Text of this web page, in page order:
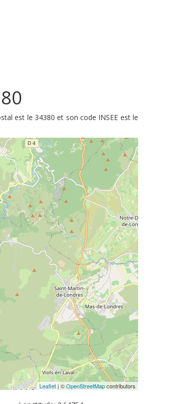
est le 34380 et son code INSEE est le
Leaflet | ©OpenStreetMapcontributors